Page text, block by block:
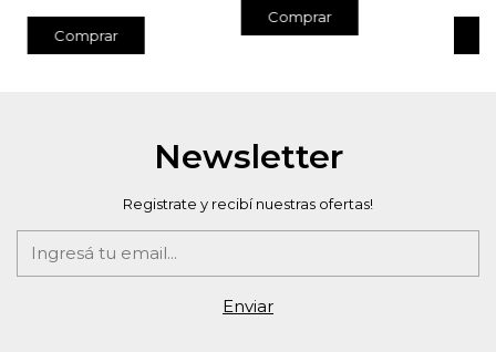
Newsletter
Registrate y recibí nuestras ofertas!